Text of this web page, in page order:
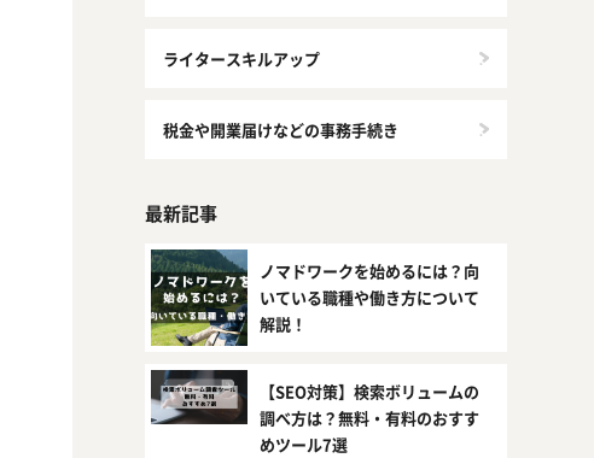
ライタースキルアップ
税金や開業届けなどの事務手続き
最新記事
ノマドワークを始めるには？向
いている職種や働き方について
解説！
【SEO対策】検索ボリュームの
調べ方は？無料・有料のおすす
めツール7選